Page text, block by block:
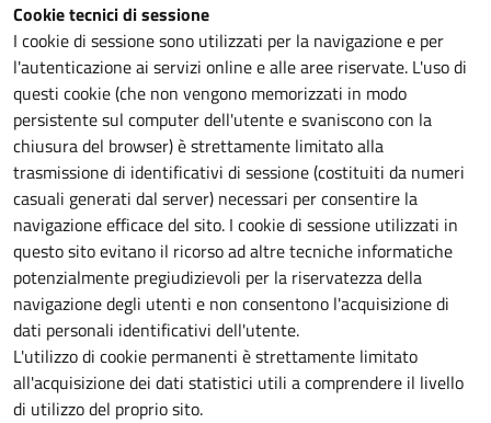
Cookie tecnici di sessione
I cookie di sessione sono utilizzati per la navigazione e per
l'autenticazione ai servizi online e alle aree riservate. L'uso di
questi cookie (che non vengono memorizzati in modo
persistente sul computer dell'utente e svaniscono con la
chiusura del browser) è strettamente limitato alla
trasmissione di identificativi di sessione (costituiti da numeri
casuali generati dal server) necessari per consentire la
navigazione efficace del sito. I cookie di sessione utilizzati in
questo sito evitano il ricorso ad altre tecniche informatiche
potenzialmente pregiudizievoli per la riservatezza della
navigazione degli utenti e non consentono l'acquisizione di
dati personali identificativi dell'utente.
L'utilizzo di cookie permanenti è strettamente limitato
all'acquisizione dei dati statistici utili a comprendere il livello
di utilizzo del proprio sito.